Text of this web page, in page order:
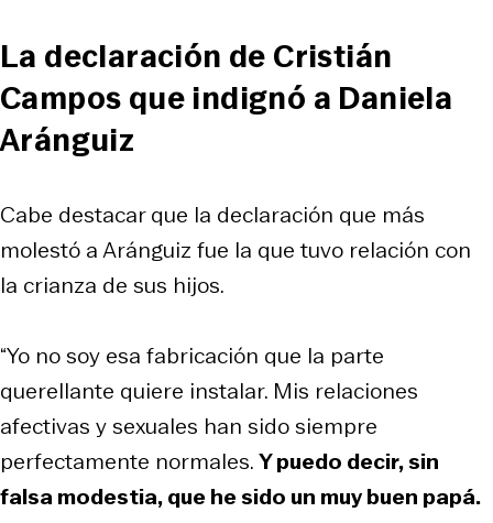
La declaración de Cristián
Campos que indignó a Daniela
Aránguiz
Cabe destacar que la declaración que más
molestó a Aránguiz fue la que tuvo relación con
la crianza de sus hijos.
“Yo no soy esa fabricación que la parte
querellante quiere instalar. Mis relaciones
afectivas y sexuales han sido siempre
perfectamente normales.Y puedo decir, sin
falsa modestia, que he sido un muy buen papá.